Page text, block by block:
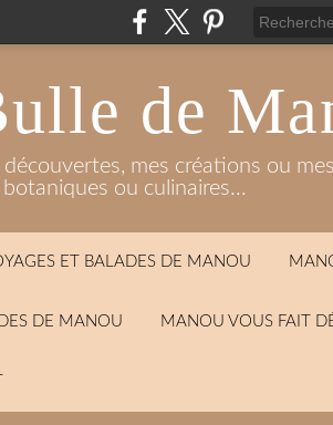
de
mes créations ou
ou culinaires...
ET BALADES DE MANOU
DE MANOU MANOU VOUS FAIT